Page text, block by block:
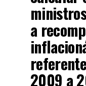
a
2009 a